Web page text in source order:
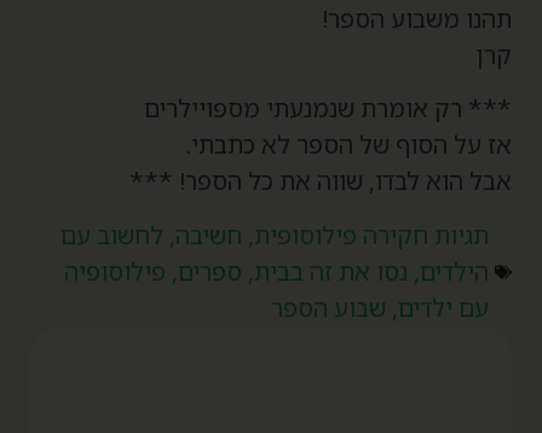
משבוע הספר!
רק אומרת שנמנעתי מספויילרים
על הסוף של הספר לא כתבתי.
הוא לבדו, שווה את כל הספר! ***
תגיות חקירה פילוסופית,חשיבה,לחשוב עם
הילדים,נסו את זה בבית,ספרים,פילוסופיה
עם ילדים,שבוע הספר